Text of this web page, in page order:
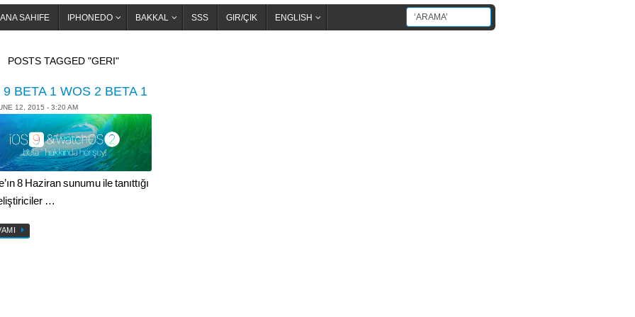
ANA SAHIFE IPHONEDO BAKKAL SSS GIR/ÇIK ENGLISH
POSTS TAGGED "GERI"
9 BETA 1 WOS 2 BETA 1
12, 2015 - 3:20 AM
8 Haziran sunumu ile tanıttığı
…